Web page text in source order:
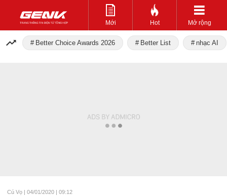
Mới Hot Mở rộng
Better Choice Awards 2026 Better List nhạc AI
Cú Vọ | 04/01/2020 | 09:12